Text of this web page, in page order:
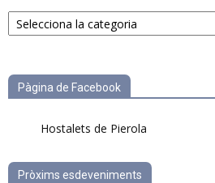
Notícies
per
Pàgina de Facebook
Hostalets de Pierola
Pròxims esdeveniments